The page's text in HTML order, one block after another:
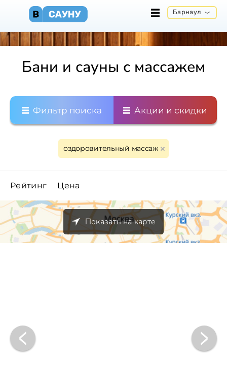
Барнаул
Бани и сауны с массажем
Фильтр поиска Акции и скидки
оздоровительный массаж
Рейтинг Цена
Показать на карте